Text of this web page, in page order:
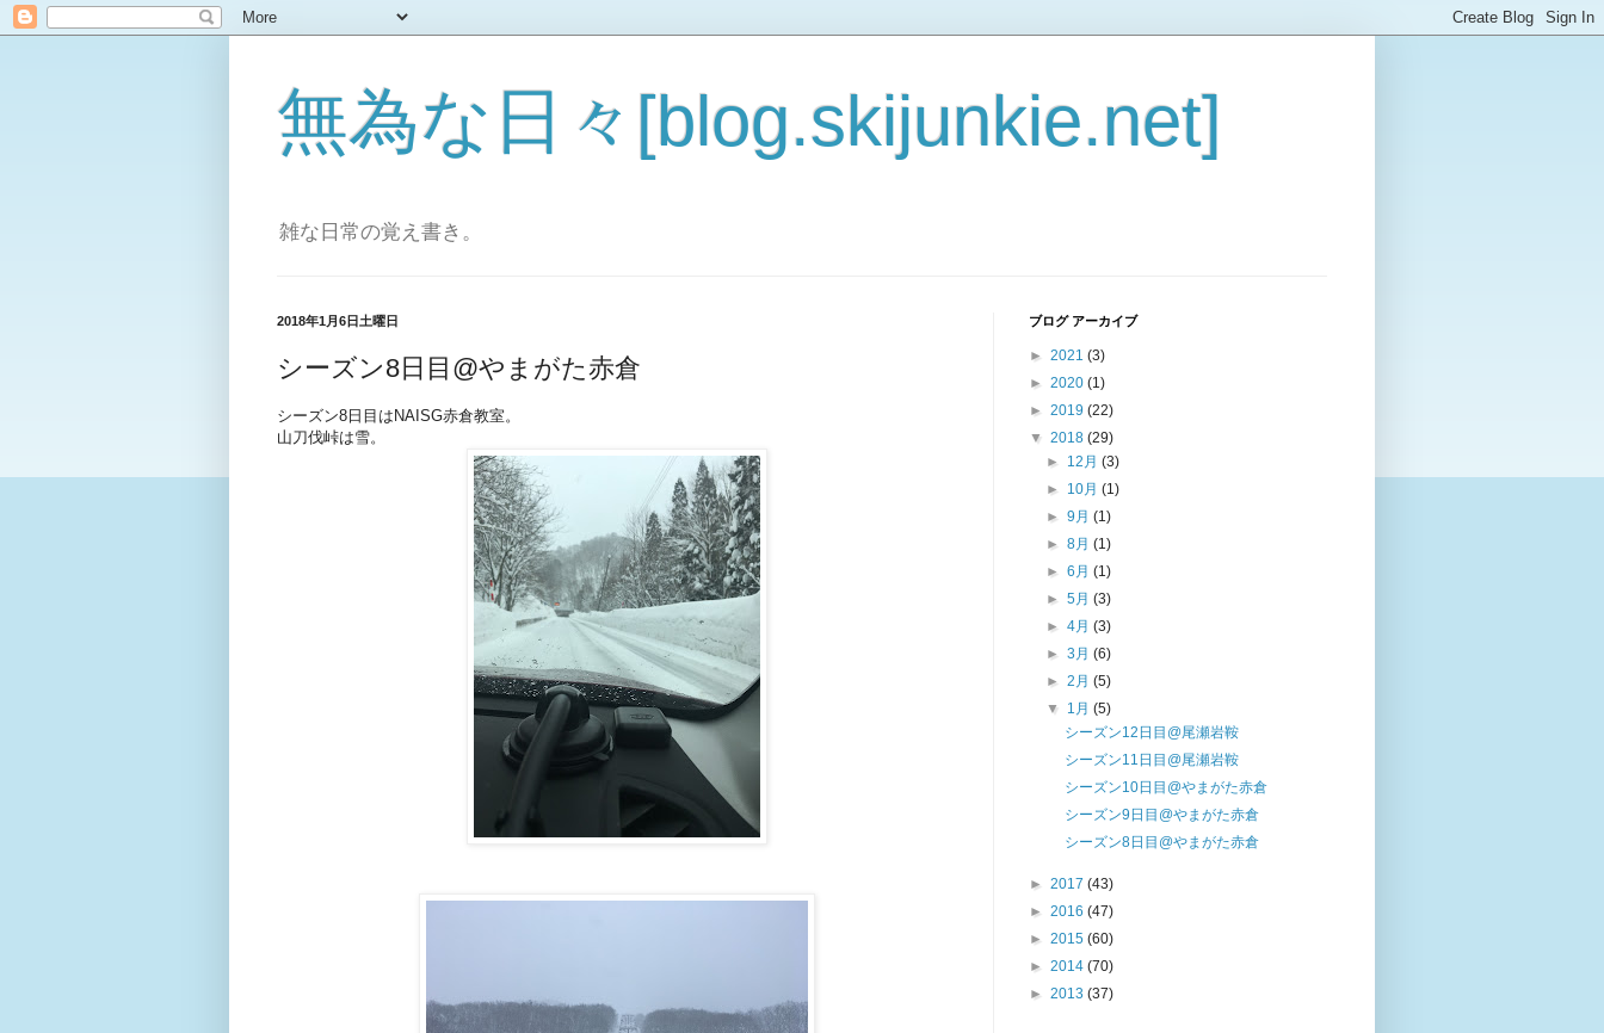
無為な日々[blog.skijunkie.net]
雑な日常の覚え書き。
2018年1月6日土曜日
シーズン8日目@やまがた赤倉
シーズン8日目はNAISG赤倉教室。
山刀伐峠は雪。
ブログ アーカイブ
► 2021 (3)
► 2020 (1)
► 2019 (22)
▼ 2018 (29)
► 12月(3)
► 10月(1)
►9月(1)
►8月(1)
►6月(1)
►5月(3)
►4月(3)
►3月(6)
►2月(5)
▼ 1月(5)
シーズン12日目@尾瀬岩鞍
シーズン11日目@尾瀬岩鞍
シーズン10日目@やまがた赤倉
シーズン9日目@やまがた赤倉
シーズン8日目@やまがた赤倉
► 2017 (43)
► 2016 (47)
► 2015 (60)
► 2014 (70)
► 2013 (37)